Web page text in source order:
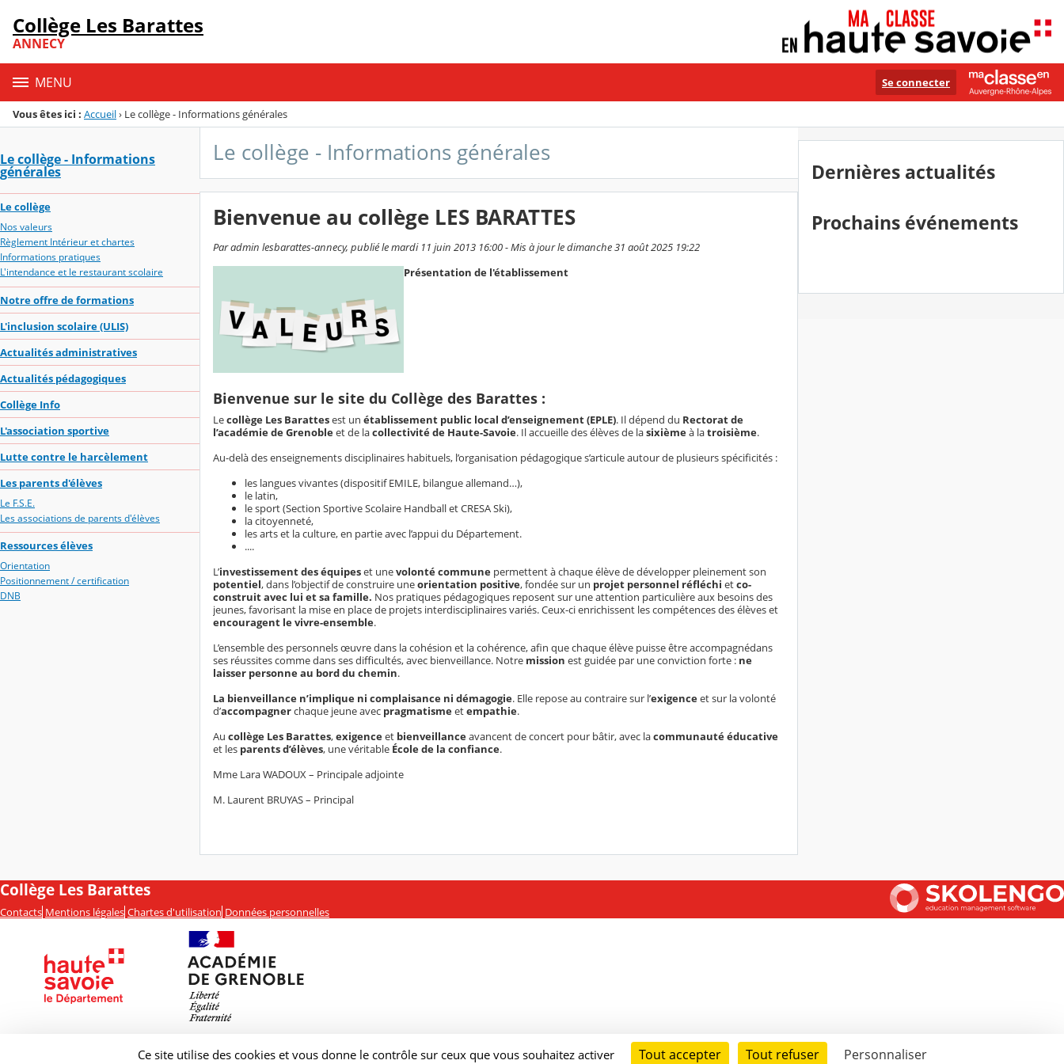
Menu de la rubrique
Contenu
Collège Les Barattes
ANNECY
MENU Se connecter
Vous êtes ici : Accueil› Le collège - Informations générales
Le collège - Informations
générales
Le collège
Nos valeurs
Règlement Intérieur et chartes
Informations pratiques
L'intendance et le restaurant scolaire
Notre offre de formations
L'inclusion scolaire (ULIS)
Actualités administratives
Actualités pédagogiques
Collège Info
L'association sportive
Lutte contre le harcèlement
Les parents d'élèves
Le F.S.E.
Les associations de parents d'élèves
Ressources élèves
Orientation
Positionnement / certification
DNB
Le collège - Informations générales
Bienvenue au collège LES BARATTES
Par admin lesbarattes-annecy, publié le mardi 11 juin 2013 16:00 - Mis à jour le dimanche 31 août 2025 19:22
Présentation de l'établissement
Bienvenue sur le site du Collège des Barattes :
Lecollège Les Barattesest un établissement public local d’enseignement (EPLE). Il dépend du Rectorat de
l’académie de Grenobleet de lacollectivité de Haute-Savoie. Il accueille des élèves de lasixièmeà latroisième.
Au-delà desenseignements disciplinaires habituels, l’organisation pédagogiques’articule autour de plusieursspécificités :
les langues vivantes(dispositif EMILE, bilangue allemand…),
le latin,
lesport(Section Sportive Scolaire HandballetCRESA Ski),
lacitoyenneté,
lesarts et la culture, en partie avec l’appui du Département.
....
L’investissement des équipeset unevolonté commune permettent à chaque élève de développer pleinement son
potentiel, dans l’objectif de construire uneorientation positive, fondée sur un projet personnel réfléchi etco-
construitavec lui et sa famille. Nos pratiques pédagogiques reposent sur une attention particulière aux besoins des
jeunes, favorisant la mise en place de projets interdisciplinairesvariés. Ceux-ci enrichissent lescompétencesdes élèves et
encouragent levivre-ensemble.
L’ensemble des personnelsœuvre dans lacohésion et lacohérence, afin que chaque élève puisse êtreaccompagnédans
ses réussitescomme dans sesdifficultés, avec bienveillance. Notre mission est guidée par une conviction forte : ne
laisser personne au bord du chemin.
La bienveillance n’implique ni complaisance ni démagogie. Elle repose au contraire sur l’exigenceet sur la volonté
d’accompagnerchaque jeune avec pragmatismeetempathie.
Au collège Les Barattes,exigenceet bienveillanceavancent de concert pour bâtir, avec lacommunauté éducative
et les parents d’élèves, une véritable École de la confiance.
Mme Lara WADOUX – Principale adjointe
M. Laurent BRUYAS – Principal
Dernières actualités
Prochains événements
Collège Les Barattes
Contacts Mentions légales Chartes d'utilisation Données personnelles
Ce site utilise des cookies et vous donne le contrôle sur ceux que vous souhaitez activer Tout accepter Tout refuser Personnaliser